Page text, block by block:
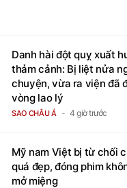
Danh hài đột quỵ xuất
thảm cảnh: Bị liệt nửa
chuyện, vừa ra viện đã
vòng lao lý
SAO CHÂU Á 4 giờ trước
Mỹ nam Việt bị từ chối
quá đẹp, đóng phim
mở miệng